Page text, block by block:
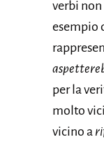
verbi
esempio
per la
molto
vicino a